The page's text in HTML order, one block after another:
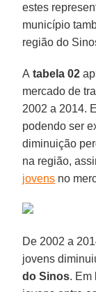
estes
município
região do
A tabela 02
mercado de
2002 a 2014.
podendo ser
diminuição
na região,
jovens no
De 2002 a
jovens
do Sinos. Em